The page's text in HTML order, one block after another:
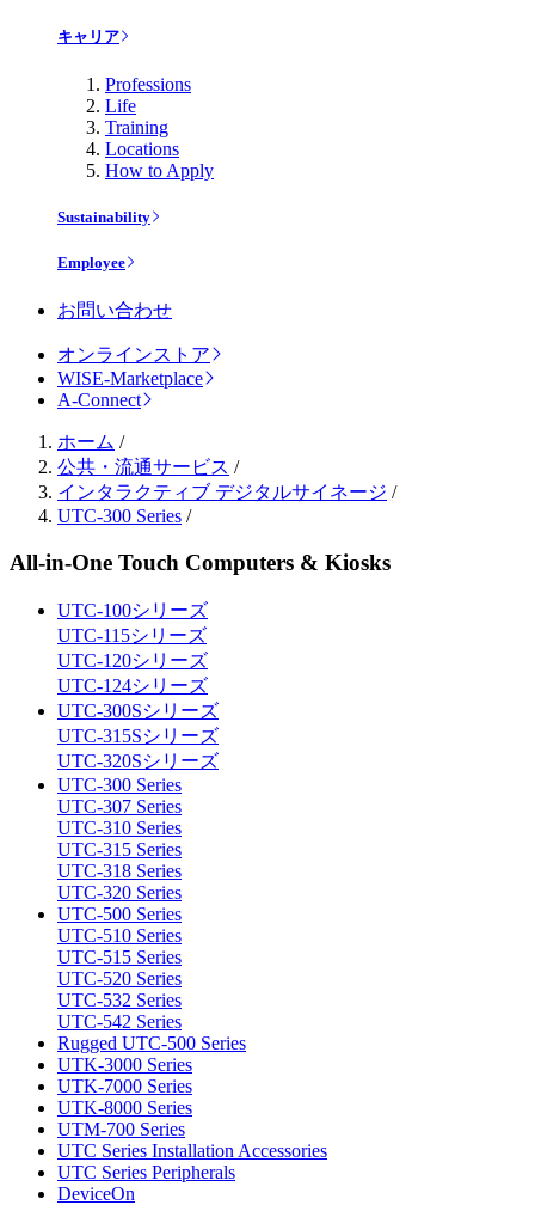
キャリア
Professions
Life
Training
Locations
How to Apply
Sustainability
Employee
お問い合わせ
オンラインストア
WISE-Marketplace
A-Connect
ホーム /
公共・流通サービス /
インタラクティブ デジタルサイネージ /
UTC-300 Series /
All-in-One Touch Computers & Kiosks
UTC-100シリーズ
UTC-115シリーズ
UTC-120シリーズ
UTC-124シリーズ
UTC-300Sシリーズ
UTC-315Sシリーズ
UTC-320Sシリーズ
UTC-300 Series
UTC-307 Series
UTC-310 Series
UTC-315 Series
UTC-318 Series
UTC-320 Series
UTC-500 Series
UTC-510 Series
UTC-515 Series
UTC-520 Series
UTC-532 Series
UTC-542 Series
Rugged UTC-500 Series
UTK-3000 Series
UTK-7000 Series
UTK-8000 Series
UTM-700 Series
UTC Series Installation Accessories
UTC Series Peripherals
DeviceOn